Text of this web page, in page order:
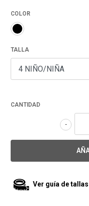
COLOR
TALLA
CANTIDAD
-
Ver guía de tallas